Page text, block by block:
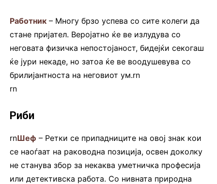
Работник – Многу брзо успева со сите колеги да
стане пријател. Веројатно ќе ве излудува со
неговата физичка непостојаност, бидејќи секогаш
ќе јури некаде, но затоа ќе ве воодушевува со
брилијантноста на неговиот ум.rn
rn
Риби
rnШеф – Ретки се припадниците на овој знак кои
се наоѓаат на раководна позиција, освен доколку
не станува збор за некаква уметничка професија
или детективска работа. Со нивната природна